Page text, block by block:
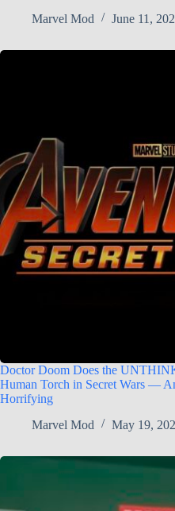
Marvel Mod
June 11,
Doctor Doom Does the
Human Torch in Secret Wars —
Horrifying
Marvel Mod
May 19,